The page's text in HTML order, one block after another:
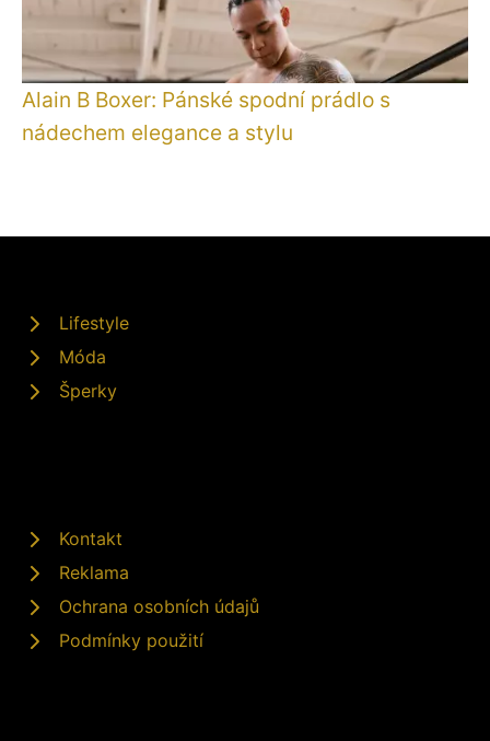
Alain B Boxer: Pánské spodní prádlo s
nádechem elegance a stylu
Lifestyle
Móda
Šperky
Kontakt
Reklama
Ochrana osobních údajů
Podmínky použití